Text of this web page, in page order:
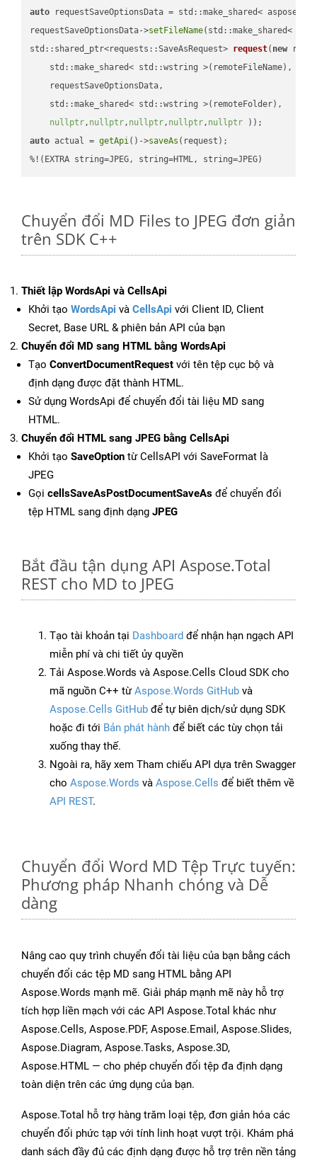
auto requestSaveOptionsData = std::make_shared<
requestSaveOptionsData->setFileName(std::make_shared<
std::shared_ptr<requests::SaveAsRequest> request( new
    std::make_shared< std::wstring >(remoteFileName),
    requestSaveOptionsData,
    std::make_shared< std::wstring >(remoteFolder),
nullptr, nullptr, nullptr, nullptr, nullptr ))
auto actual = getApi()->saveAs (request);
%!(EXTRA string=JPEG, string=HTML, string=JPEG)
Chuyển đổi MD Files to JPEG đơn giản
trên SDK C++
Thiết lập WordsApi và CellsApi
Khởi tạo WordsApi và CellsApi với Client ID, Client
Secret, Base URL & phiên bản API của bạn
Chuyển đổi MD sang HTML bằng WordsApi
Tạo ConvertDocumentRequest với tên tệp cục bộ và
định dạng được đặt thành HTML.
Sử dụng WordsApi để chuyển đổi tài liệu MD sang
HTML.
Chuyển đổi HTML sang JPEG bằng CellsApi
Khởi tạo SaveOption từ CellsAPI với SaveFormat là
JPEG
Gọi cellsSaveAsPostDocumentSaveAs để chuyển đổi
tệp HTML sang định dạng JPEG
Bắt đầu tận dụng API Aspose.Total
REST cho MD to JPEG
Tạo tài khoản tại Dashboard để nhận hạn ngạch API
miễn phí và chi tiết ủy quyền
Tải Aspose.Words và Aspose.Cells Cloud SDK cho
mã nguồn C++ từAspose.Words GitHub và
Aspose.Cells GitHub để tự biên dịch/sử dụng SDK
hoặc đi tới Bản phát hành để biết các tùy chọn tải
xuống thay thế.
Ngoài ra, hãy xem Tham chiếu API dựa trên Swagger
cho Aspose.Words và Aspose.Cells để biết thêm về
API REST.
Chuyển đổi Word MD Tệp Trực tuyến:
Phương pháp Nhanh chóng và Dễ
dàng
Nâng cao quy trình chuyển đổi tài liệu của bạn bằng cách
chuyển đổi các tệp MD sang HTML bằng API
Aspose.Words mạnh mẽ. Giải pháp mạnh mẽ này hỗ trợ
tích hợp liền mạch với các API Aspose.Total khác như
Aspose.Cells, Aspose.PDF, Aspose.Email, Aspose.Slides,
Aspose.Diagram, Aspose.Tasks, Aspose.3D,
Aspose.HTML — cho phép chuyển đổi tệp đa định dạng
toàn diện trên các ứng dụng của bạn.
Aspose.Total hỗ trợ hàng trăm loại tệp, đơn giản hóa các
chuyển đổi phức tạp với tính linh hoạt vượt trội. Khám phá
danh sách đầy đủ các định dạng được hỗ trợ trên nền tảng